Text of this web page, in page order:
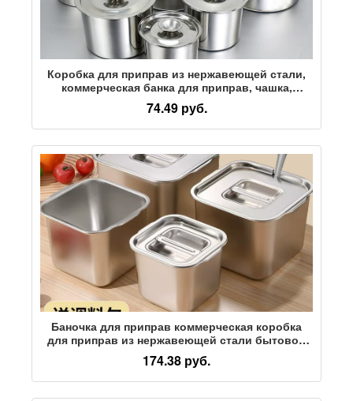
Коробка для приправ из нержавеющей стали,
коммерческая банка для приправ, чашка,
бочонок, приправа, банка для приправ, емкость
для масла из свиного сала, кухня с крышкой,
бытовая техника
74.49 руб.
Баночка для приправ коммерческая коробка
для приправ из нержавеющей стали бытовой
кухонный контейнер для сала и масла, чашка
для ароматизатора, чаша для чили, маленькая
баночка для ароматизатора
174.38 руб.